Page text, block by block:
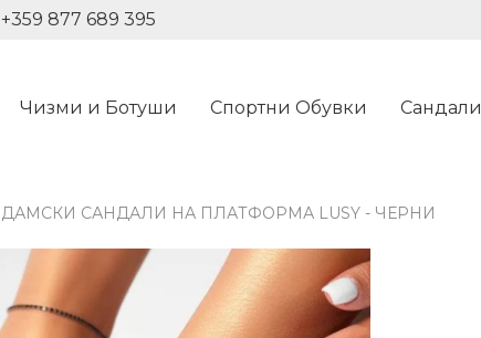
+359 877 689 395
Чизми и Ботуши Спортни Обувки Сандали
ДАМСКИ САНДАЛИ НА ПЛАТФОРМА LUSY - ЧЕРНИ